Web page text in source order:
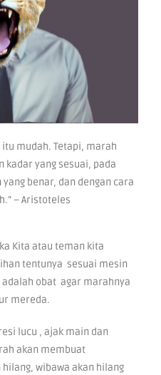
mudah. Tetapi, marah
kadar yang sesuai, pada
benar, dan dengan cara
– Aristoteles
Kita atau teman kita
tentunya sesuai mesin
adalah obat agar marahnya
mereda.
lucu , ajak main dan
akan membuat
wibawa akan hilang